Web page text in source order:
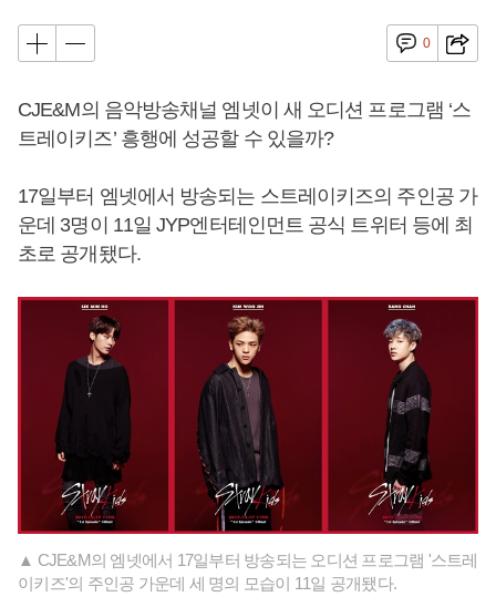
0
CJE&M의 음악방송채널 엠넷이 새 오디션 프로그램 ‘스
트레이키즈’ 흥행에 성공할 수 있을까?
17일부터 엠넷에서 방송되는 스트레이키즈의 주인공 가
운데 3명이 11일 JYP엔터테인먼트 공식 트위터 등에 최
초로 공개됐다.
▲ CJE&M의 엠넷에서 17일부터 방송되는 오디션 프로그램 '스트레
이키즈'의 주인공 가운데 세 명의 모습이 11일 공개됐다.